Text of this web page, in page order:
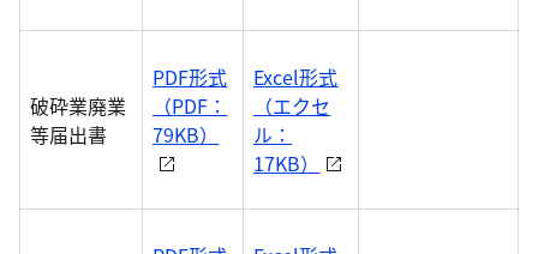
破砕業廃業
等届出書
PDF形式
（PDF：
79KB）
Excel形式
（エクセ
ル：
17KB）